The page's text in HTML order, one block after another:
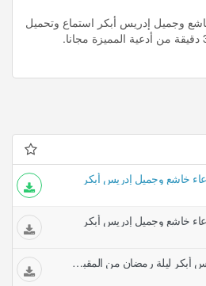
وجميل إدريس أبكر استماع وتحميل
خاشع وجميل إدريس أبكر
خاشع وجميل إدريس أبكر
دعاء الختمة للشيخ إدريس أبكر ليلة رمضان من المقبول منا فنهنيه خاشع جدا